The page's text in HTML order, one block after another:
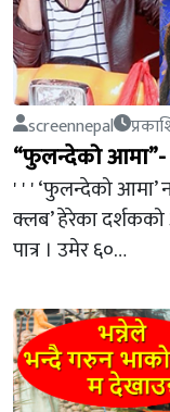
screennepal
“फुलन्देको आमा”-
' ' ' ‘फुलन्देको आमा’
क्लब’ हेरेका
पात्र । उमेर ६०…